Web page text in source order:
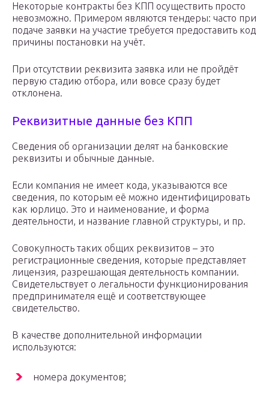
Некоторые контракты без КПП осуществить просто
невозможно. Примером являются тендеры: часто при
подаче заявки на участие требуется предоставить код
причины постановки на учёт.
При отсутствии реквизита заявка или не пройдёт
первую стадию отбора, или вовсе сразу будет
отклонена.
Реквизитные данные без КПП
Сведения об организации делят на банковские
реквизиты и обычные данные.
Если компания не имеет кода, указываются все
сведения, по которым её можно идентифицировать
как юрлицо. Это и наименование, и форма
деятельности, и название главной структуры, и пр.
Совокупность таких общих реквизитов – это
регистрационные сведения, которые представляет
лицензия, разрешающая деятельность компании.
Свидетельствует о легальности функционирования
предпринимателя ещё и соответствующее
свидетельство.
В качестве дополнительной информации
используются:
номера документов;